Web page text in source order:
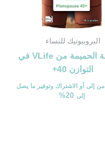
البروبيوتيك للنساء
المنطقة الحميمة من VLife في
التوازن 40+
من إلى
أو الاشتراك وتوفير ⁦ما يصل
20%